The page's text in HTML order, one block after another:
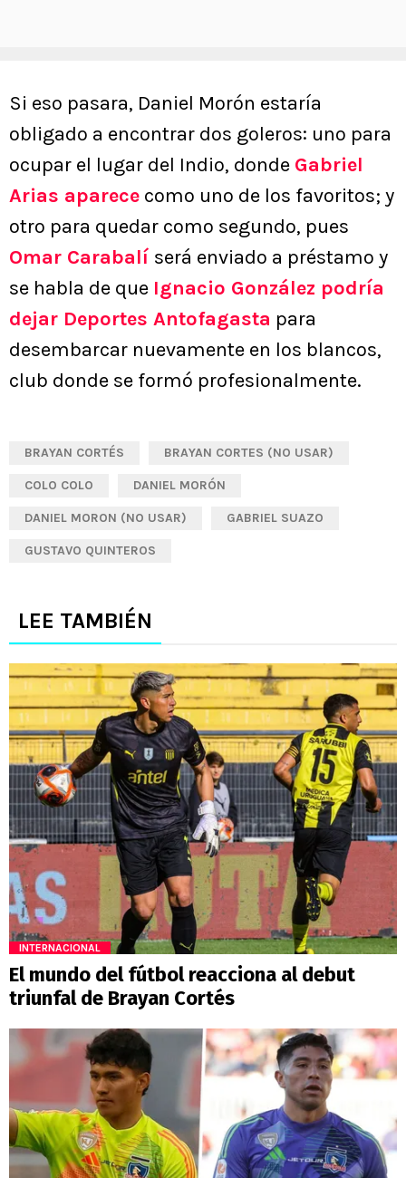
Si eso pasara, Daniel Morón estaría
obligado a encontrar dos goleros: uno para
ocupar el lugar del Indio, donde Gabriel
Arias aparece como uno de los favoritos; y
otro para quedar como segundo, pues
Omar Carabalí será enviado a préstamo y
se habla de que Ignacio González podría
dejar Deportes Antofagasta para
desembarcar nuevamente en los blancos,
club donde se formó profesionalmente.
BRAYAN CORTÉS BRAYAN CORTES (NO USAR)
COLO COLO DANIEL MORÓN
DANIEL MORON (NO USAR) GABRIEL SUAZO
GUSTAVO QUINTEROS
LEE TAMBIÉN
INTERNACIONAL
El mundo del fútbol reacciona al debut
triunfal de Brayan Cortés